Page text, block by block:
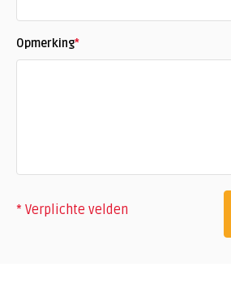
Opmerking*
* Verplichte velden